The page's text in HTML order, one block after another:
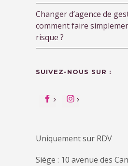
Changer d’agence de
comment faire
risque ?
SUIVEZ-NOUS SUR :
Uniquement sur RDV
Siège : 10 avenue des